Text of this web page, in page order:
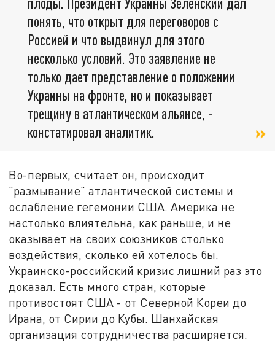
понять, что открыт для переговоров с
Россией и что выдвинул для этого
несколько условий. Это заявление не
только дает представление о положении
Украины на фронте, но и показывает
трещину в атлантическом альянсе, -
констатировал аналитик.
Во-первых, считает он, происходит
"размывание" атлантической системы и
ослабление гегемонии США. Америка не
настолько влиятельна, как раньше, и не
оказывает на своих союзников столько
воздействия, сколько ей хотелось бы.
Украинско-российский кризис лишний раз это
доказал. Есть много стран, которые
противостоят США - от Северной Кореи до
Ирана, от Сирии до Кубы. Шанхайская
организация сотрудничества расширяется.